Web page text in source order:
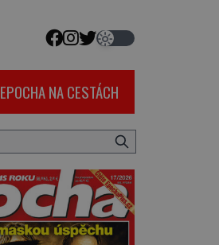
EPOCHA NA CESTÁCH